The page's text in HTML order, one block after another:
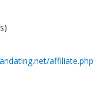
affiliate.php